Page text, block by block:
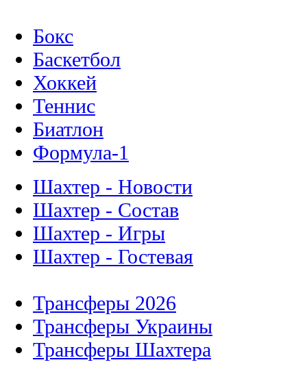
Бокс
Баскетбол
Хоккей
Теннис
Биатлон
Формула-1
Шахтер - Новости
Шахтер - Состав
Шахтер - Игры
Шахтер - Гостевая
Трансферы 2026
Трансферы Украины
Трансферы Шахтера